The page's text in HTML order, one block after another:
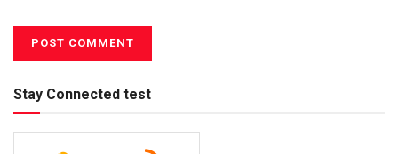
Stay Connected test